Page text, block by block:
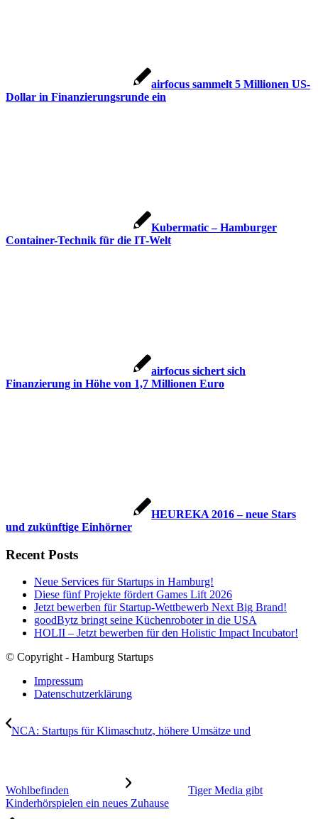
airfocus sammelt 5 Millionen US-
Dollar in Finanzierungsrunde ein
Kubermatic – Hamburger
Container-Technik für die IT-Welt
airfocus sichert sich
Finanzierung in Höhe von 1,7 Millionen Euro
HEUREKA 2016 – neue Stars
und zukünftige Einhörner
Recent Posts
Neue Services für Startups in Hamburg!
Diese fünf Projekte fördert Games Lift 2026
Jetzt bewerben für Startup-Wettbewerb Next Big Brand!
goodBytz bringt seine Küchenroboter in die USA
HOLII – Jetzt bewerben für den Holistic Impact Incubator!
© Copyright - Hamburg Startups
Impressum
Datenschutzerklärung
NCA: Startups für Klimaschutz, höhere Umsätze und
Wohlbefinden
Tiger Media gibt
Kinderhörspielen ein neues Zuhause